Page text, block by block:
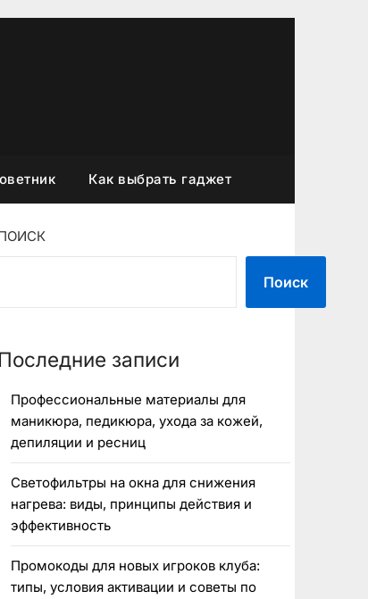
Как выбрать гаджет
Поиск
Последние записи
Профессиональные материалы для
маникюра, педикюра, ухода за кожей,
депиляции и ресниц
Светофильтры на окна для снижения
нагрева: виды, принципы действия и
эффективность
Промокоды для новых игроков клуба:
типы, условия активации и советы по